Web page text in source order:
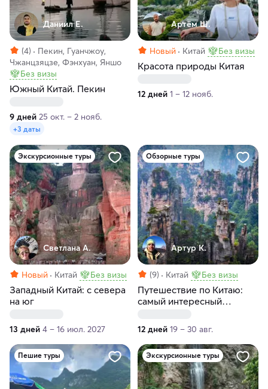
Даниил Е.
(4)
Пекин, Гуанчжоу,
Чжанцзяцзе, Фэнхуан, Яншо
Без визы
Южный Китай. Пекин
9 дней 25 окт. – 2 нояб.
+3 даты
Артём Ш.
Новый Китай Без визы
Красота природы Китая
12 дней 1 – 12 нояб.
Экскурсионные туры
Светлана А.
Новый Китай Без визы
Западный Китай: с севера
на юг
13 дней 4 – 16 июл. 2027
Обзорные туры
Артур К.
(9) Китай Без визы
Путешествие по Китаю:
самый интересный
12 дней 19 – 30 авг.
Пешие туры Экскурсионные туры